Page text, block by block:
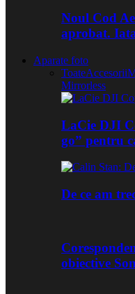
Noul Cod
aprobat.
Aparate foto
ToateAccesorii
Mirrorless
LaCie DJI
go” pentru
De ce am
obiective